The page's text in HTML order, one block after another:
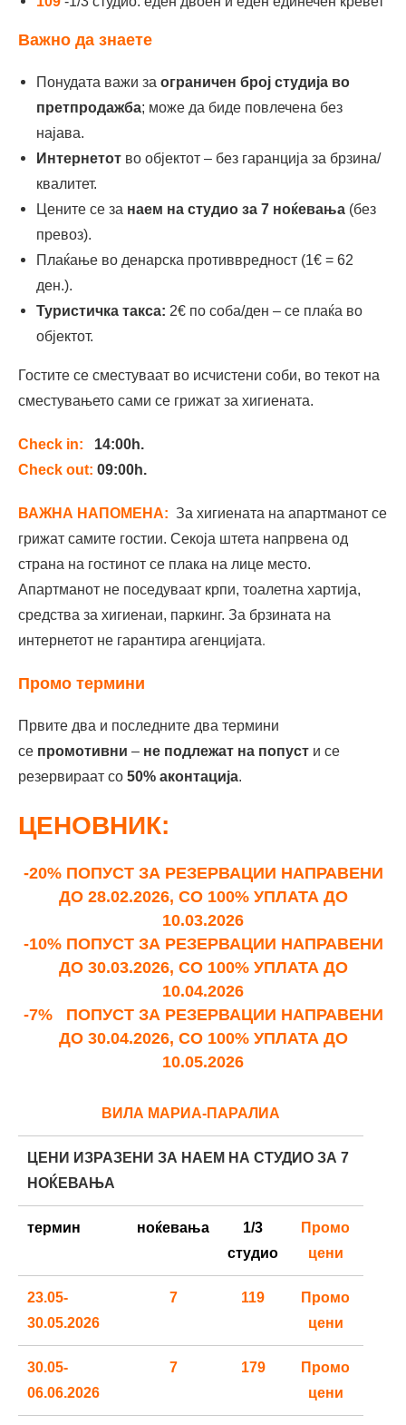
Важно да знаете
Понудата важи за ограничен број студија во
претпродажба; може да биде повлечена без
најава.
Интернетот во објектот – без гаранција за брзина/
квалитет.
Цените се за наем на студио за 7 ноќевања (без
превоз).
Плаќање во денарска противвредност (1€ = 62
ден.).
Туристичка такса: 2€ по соба/ден – се плаќа во
објектот.
Гостите се сместуваат во исчистени соби, во текот на
сместувањето сами се грижат за хигиената.
Check in:
14:00h.
Check out: 09:00h.
ВАЖНA НАПОМЕНА: За хигиената на апартманот се
грижат самите гостии. Секоја штета напрвена од
страна на гостинот се плака на лице место.
Апартманот не поседуваат крпи, тоалетна хартија,
средства за хигиенаи, паркинг. За брзината на
интернетот не гарантира агенцијата.
Промо термини
Првите два и последните два термини
се промотивни – не подлежат на попуст и се
резервираат со 50% аконтација.
ЦЕНОВНИК:
-20% ПОПУСТ ЗА РЕЗЕРВАЦИИ НАПРАВЕНИ
ДО 28.02.2026, СО 100% УПЛАТА ДО
10.03.2026
-10% ПОПУСТ ЗА РЕЗЕРВАЦИИ НАПРАВЕНИ
ДО 30.03.2026, СО 100% УПЛАТА ДО
10.04.2026
-7% ПОПУСТ ЗА РЕЗЕРВАЦИИ НАПРАВЕНИ
ДО 30.04.2026, СО 100% УПЛАТА ДО
10.05.2026
ВИЛА МАРИА-ПАРАЛИА
ЦЕНИ ИЗРАЗЕНИ ЗА НАЕМ НА СТУДИО ЗА 7
НОЌЕВАЊА
термин ноќевања
1/3
студио
Промо
цени
23.05-
30.05.2026
7 119
Промо
цени
30.05-
06.06.2026
7 179
Промо
цени